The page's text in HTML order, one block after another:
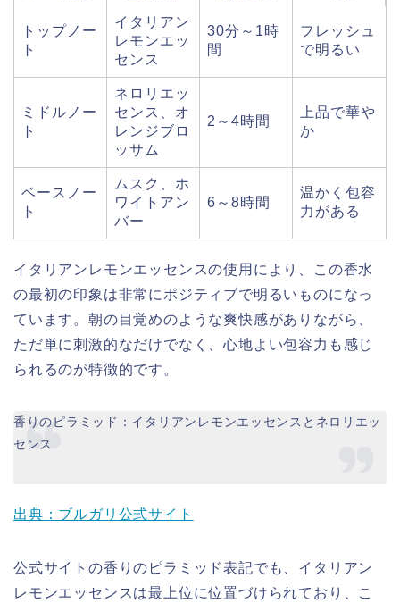
トップノー
ト
イタリアン
レモンエッ
センス
30分～1時
間
フレッシュ
で明るい
ミドルノー
ト
ネロリエッ
センス、オ
レンジブロ
ッサム
2～4時間
上品で華や
か
ベースノー
ト
ムスク、ホ
ワイトアン
バー
6～8時間
温かく包容
力がある
イタリアンレモンエッセンスの使用により、この香水
の最初の印象は非常にポジティブで明るいものになっ
ています。朝の目覚めのような爽快感がありながら、
ただ単に刺激的なだけでなく、心地よい包容力も感じ
られるのが特徴的です。
香りのピラミッド：イタリアンレモンエッセンスとネロリエッ
センス
出典：ブルガリ公式サイト
公式サイトの香りのピラミッド表記でも、イタリアン
レモンエッセンスは最上位に位置づけられており、こ